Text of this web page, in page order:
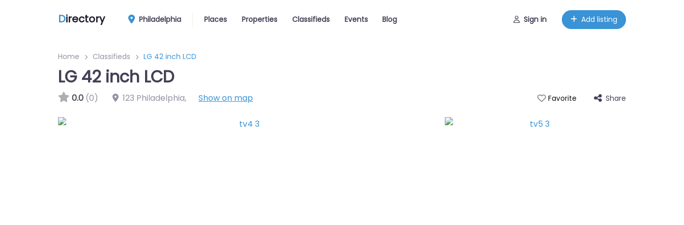
Directory Philadelphia Places Properties Classifieds Events Blog Sign in Add listing
Home Classifieds LG 42 inch LCD
LG 42 inch LCD
0.0 (0) 123 Philadelphia, Show on map Favorite Share